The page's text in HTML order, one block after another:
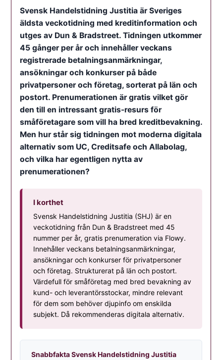
Svensk Handelstidning Justitia är Sveriges
äldsta veckotidning med kreditinformation och
utges av Dun & Bradstreet. Tidningen utkommer
45 gånger per år och innehåller veckans
registrerade betalningsanmärkningar,
ansökningar och konkurser på både
privatpersoner och företag, sorterat på län och
postort. Prenumerationen är gratis vilket gör
den till en intressant gratis-resurs för
småföretagare som vill ha bred kreditbevakning.
Men hur står sig tidningen mot moderna digitala
alternativ som UC, Creditsafe och Allabolag,
och vilka har egentligen nytta av
prenumerationen?
I korthet
Svensk Handelstidning Justitia (SHJ) är en
veckotidning från Dun & Bradstreet med 45
nummer per år, gratis prenumeration via Flowy.
Innehåller veckans betalningsanmärkningar,
ansökningar och konkurser för privatpersoner
och företag. Strukturerat på län och postort.
Värdefull för småföretag med bred bevakning av
kund- och leverantörsstockar, mindre relevant
för dem som behöver djupinfo om enskilda
subjekt. Då rekommenderas digitala alternativ.
Snabbfakta Svensk Handelstidning Justitia